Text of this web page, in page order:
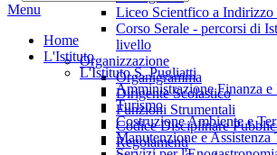
Menu
Home
L'Istituto
L'Istituto S. Pugliatti
Amministrazione Finanza
Turismo
Costruzione Ambiente e
Manutenzione e Assistenza
Liceo Scientfico a Indirizzo
Corso Serale - percorsi di
livello
Organizzazione
Organigramma
Dirigente Scolastico
Funzioni Strumentali
Codice Disciplinare
Regolamenti